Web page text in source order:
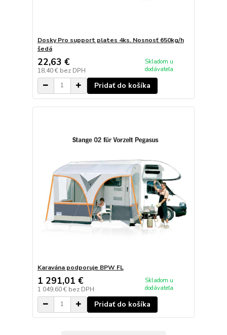
Dosky Pro support plates 4ks. Nosnosť 650kg/h
šedá
22,63 €
18,40 € bez DPH
Skladom u
dodávateľa
Pridať do košíka
Karavána podporuje BPW FL
1 291,01 €
1 049,60 € bez DPH
Skladom u
dodávateľa
Pridať do košíka